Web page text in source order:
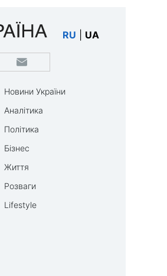
RU UA
Новини України
Аналітика
Політика
Бізнес
Життя
Розваги
Lifestyle